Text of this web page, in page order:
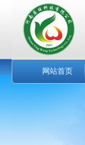
网站首页